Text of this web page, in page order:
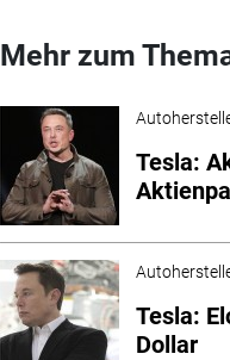
Mehr zum
Tesla:
Tesla:
Dollar